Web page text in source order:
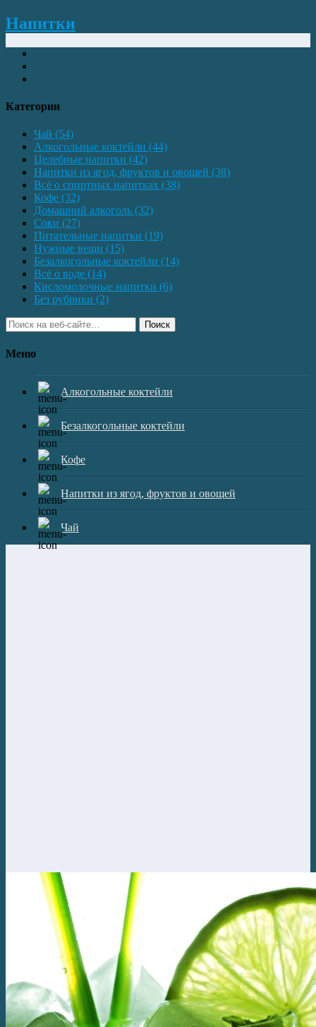
Напитки
Категории
Чай (54)
Алкогольные коктейли (44)
Целебные напитки (42)
Напитки из ягод, фруктов и овощей (38)
Всё о спиртных напитках (38)
Кофе (32)
Домашний алкоголь (32)
Соки (27)
Питательные напитки (19)
Нужные вещи (15)
Безалкогольные коктейли (14)
Всё о воде (14)
Кисломолочные напитки (6)
Без рубрики (2)
Поиск
Меню
Алкогольные коктейли
Безалкогольные коктейли
Кофе
Напитки из ягод, фруктов и овощей
Чай